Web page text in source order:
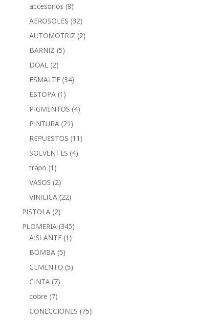
accesorios (8)
AEROSOLES (32)
AUTOMOTRIZ (2)
BARNIZ (5)
DOAL (2)
ESMALTE (34)
ESTOPA (1)
PIGMENTOS (4)
PINTURA (21)
REPUESTOS (11)
SOLVENTES (4)
trapo (1)
VASOS (2)
VINILICA (22)
PISTOLA (2)
PLOMERIA (345)
AISLANTE (1)
BOMBA (5)
CEMENTO (5)
CINTA (7)
cobre (7)
CONECCIONES (75)